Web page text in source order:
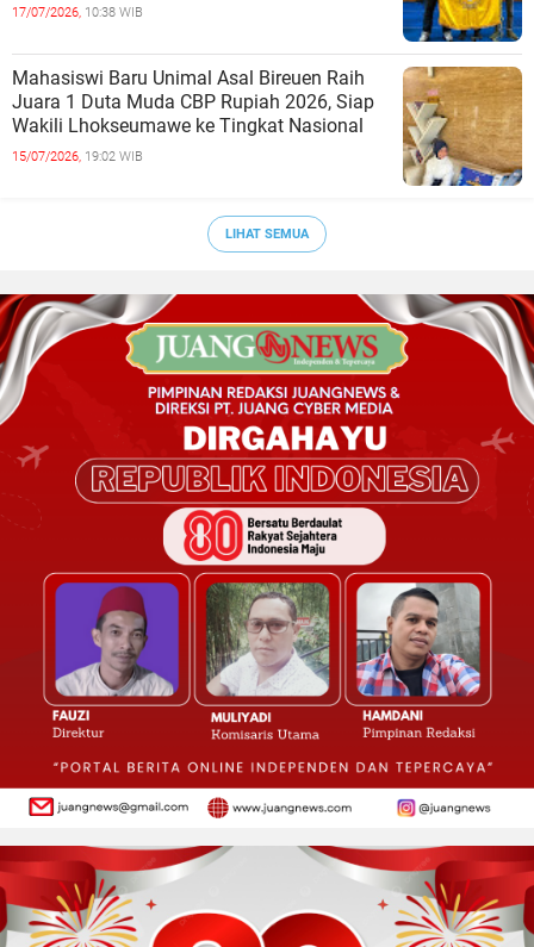
17/07/2026, 10:38 WIB
Mahasiswi Baru Unimal Asal Bireuen Raih
Juara 1 Duta Muda CBP Rupiah 2026, Siap
Wakili Lhokseumawe ke Tingkat Nasional
15/07/2026, 19:02 WIB
LIHAT SEMUA